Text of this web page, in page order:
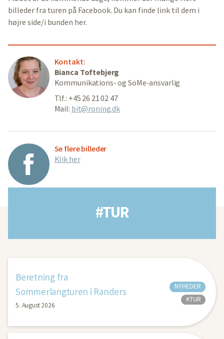
billeder fra turen på Facebook. Du kan finde link til dem i
højre side/i bunden her.
Kontakt:
Bianca Toftebjerg
Kommunikations- og SoMe-ansvarlig
Tlf.: +45 26 21 02 47
Mail: bit@roning.dk
Se flere billeder
Klik her
#TUR
Beretning fra
Sommerlangturen i Randers
5. August 2026
NYHEDER
#TUR